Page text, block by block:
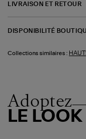
LIVRAISON ET RETOUR
DISPONIBILITÉ
Collections similaires :
Adoptez
LE LOOK